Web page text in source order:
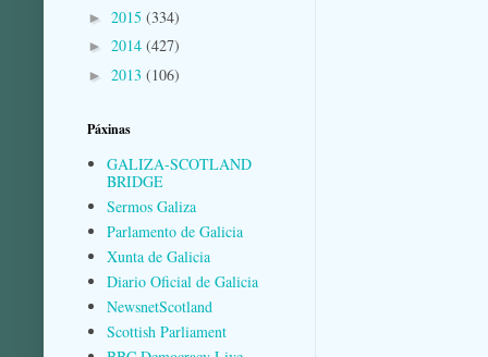
► 2015 (334)
► 2014 (427)
► 2013 (106)
Páxinas
GALIZA-SCOTLAND
BRIDGE
Sermos Galiza
Parlamento de Galicia
Xunta de Galicia
Diario Oficial de Galicia
NewsnetScotland
Scottish Parliament